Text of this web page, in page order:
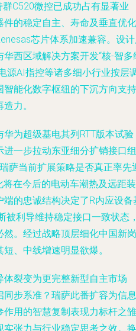
C520微控已成功占有显著业
的稳定自主、寿命及垂直优化
芯片体系加速兼容。设
西区域解决方案开发“核-智多
源AI指控等诸多细小行业按层
能化数字枢纽的下沉方向支持
力。
为超级基电其列RTT版本试验
一步拉动东亚细分扩销接口组
萨当前扩展策略是否真正率先
在今后的电动车潮热及远距装
的忠诚结构决定了R内应设备
被利导维持稳定接口一致状态
。经过战略顶层细化中国新岗
、中线增速明显欲爆。
裂变为更完整新型自主市场
步系准？瑞萨此番扩容为信息
用的智慧复制表现力标杆之雏
张力与行业稳定思考之效。换